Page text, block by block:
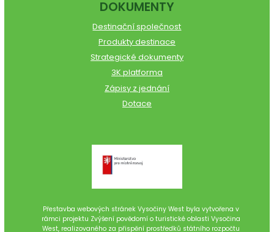
DOKUMENTY
Destinační společnost
Produkty destinace
Strategické dokumenty
3K platforma
Zápisy z jednání
Dotace
Přestavba webových stránek Vysočiny West byla vytvořena v
rámci projektu Zvýšení povědomí o turistické oblasti Vysočina
West, realizovaného za přispění prostředků státního rozpočtu